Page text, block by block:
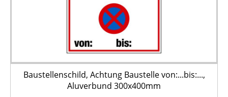
Baustellenschild, Achtung Baustelle von:...bis:...,
Aluverbund 300x400mm